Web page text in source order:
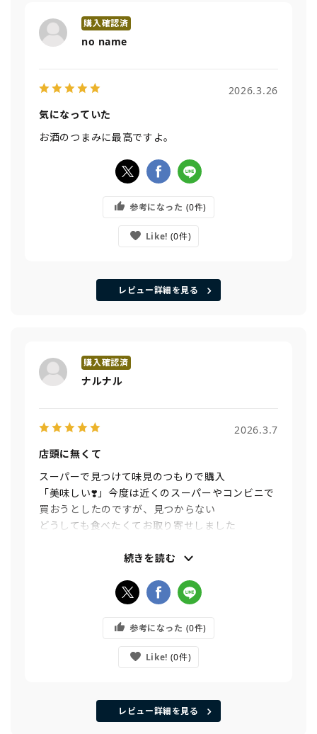
no name
2026.3.26
気になっていた
お酒のつまみに最高ですよ。
参考になった 0
Like! 0
レビュー詳細を見る
ナルナル
2026.3.7
店頭に無くて
スーパーで見つけて味見のつもりで購入
「美味しい❣️」今度は近くのスーパーやコンビニで
買おうとしたのですが、見つからない
どうしても食べたくてお取り寄せしました
続きを読む
参考になった 0
Like! 0
レビュー詳細を見る